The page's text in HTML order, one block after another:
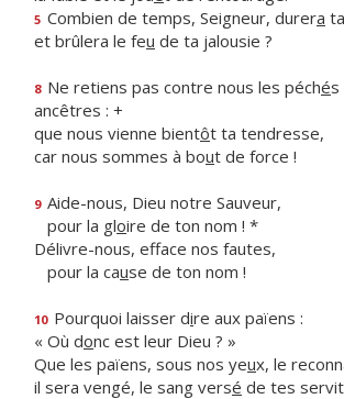
5 Combien de temps, Seigneur, durera
et brûlera le feu de ta jalousie ?
8 Ne retiens pas contre nous les péchés
ancêtres : +
que nous vienne bientôt ta tendresse,
car nous sommes à bout de force !
9 Aide-nous, Dieu notre Sauveur,
pour la gloire de ton nom ! *
Délivre-nous, efface nos fautes,
pour la cause de ton nom !
10 Pourquoi laisser dire aux païens :
« Où donc est leur Dieu ? »
Que les païens, sous nos yeux, le
il sera vengé, le sang versé de tes